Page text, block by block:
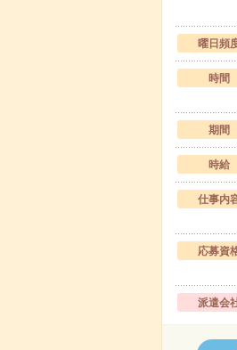
曜日頻
時間
期間
時給
仕事内
応募資
派遣会